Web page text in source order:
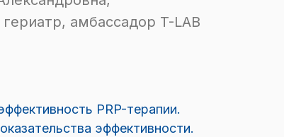
амбассадор T-LAB
PRP-терапии.
эффективности.